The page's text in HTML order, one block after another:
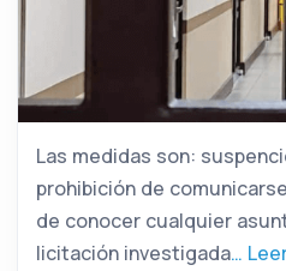
Las medidas son:
prohibición de
de conocer cualquier
licitación investigada…